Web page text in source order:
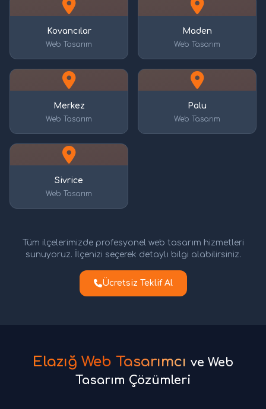
Kovancılar
Web Tasarım
Maden
Web Tasarım
Merkez
Web Tasarım
Palu
Web Tasarım
Sivrice
Web Tasarım
Tüm ilçelerimizde profesyonel web tasarım hizmetleri
sunuyoruz. İlçenizi seçerek detaylı bilgi alabilirsiniz.
Ücretsiz Teklif Al
Elazığ Web Tasarımcı ve Web
Tasarım Çözümleri